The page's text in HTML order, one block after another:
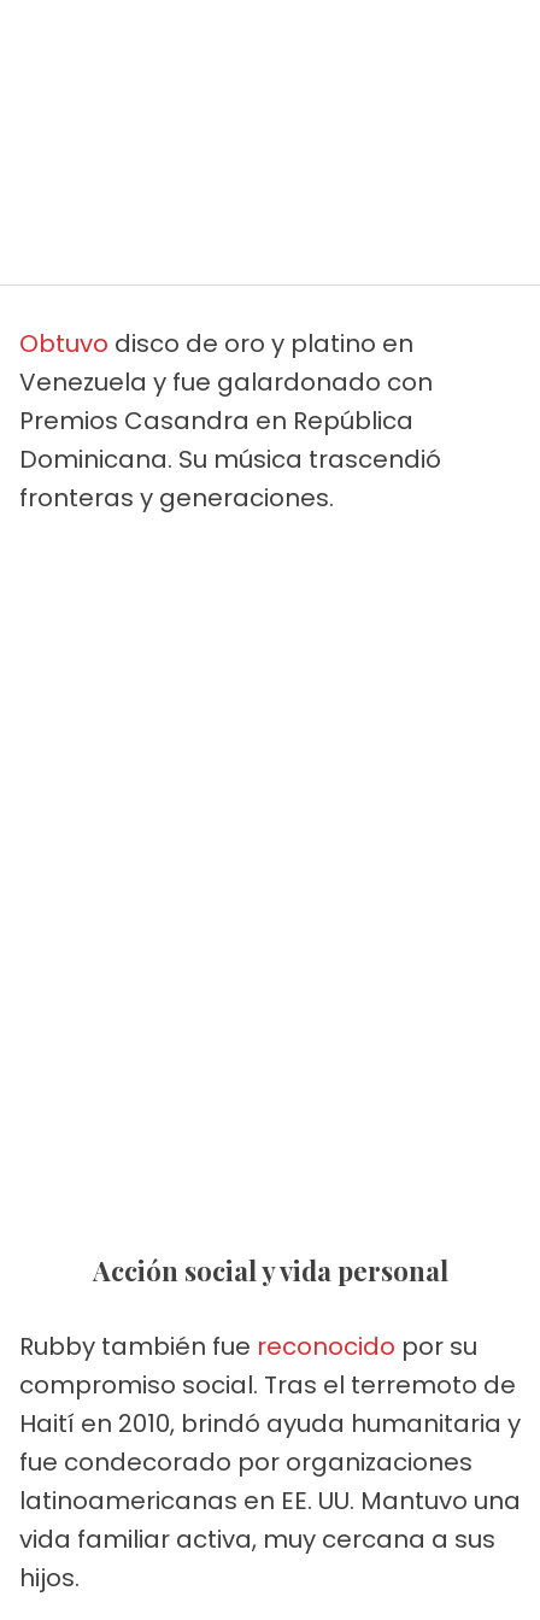
Obtuvo disco de oro y platino en
Venezuela y fue galardonado con
Premios Casandra en República
Dominicana. Su música trascendió
fronteras y generaciones.
Acción social y vida personal
Rubby también fue reconocido por su
compromiso social. Tras el terremoto de
Haití en 2010, brindó ayuda humanitaria y
fue condecorado por organizaciones
latinoamericanas en EE. UU. Mantuvo una
vida familiar activa, muy cercana a sus
hijos.